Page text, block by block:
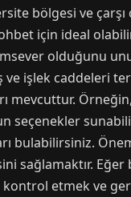
bölgesi ve çarşı
için ideal
olduğunu
ve işlek caddeleri
mevcuttur.
seçenekler
bulabilirsiniz.
sağlamaktır. Eğer
kontrol etmek ve